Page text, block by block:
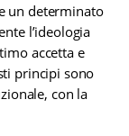
un determinato
l’ideologia
accetta e
principi sono
con la